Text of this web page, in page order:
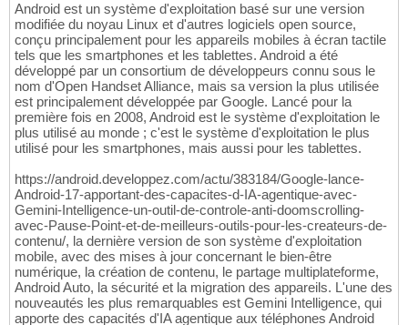
Android est un système d'exploitation basé sur une version
modifiée du noyau Linux et d'autres logiciels open source,
conçu principalement pour les appareils mobiles à écran tactile
tels que les smartphones et les tablettes. Android a été
développé par un consortium de développeurs connu sous le
nom d'Open Handset Alliance, mais sa version la plus utilisée
est principalement développée par Google. Lancé pour la
première fois en 2008, Android est le système d'exploitation le
plus utilisé au monde ; c'est le système d'exploitation le plus
utilisé pour les smartphones, mais aussi pour les tablettes.
https://android.developpez.com/actu/383184/Google-lance-
Android-17-apportant-des-capacites-d-IA-agentique-avec-
Gemini-Intelligence-un-outil-de-controle-anti-doomscrolling-
avec-Pause-Point-et-de-meilleurs-outils-pour-les-createurs-de-
contenu/, la dernière version de son système d'exploitation
mobile, avec des mises à jour concernant le bien-être
numérique, la création de contenu, le partage multiplateforme,
Android Auto, la sécurité et la migration des appareils. L'une des
nouveautés les plus remarquables est Gemini Intelligence, qui
apporte des capacités d'IA agentique aux téléphones Android